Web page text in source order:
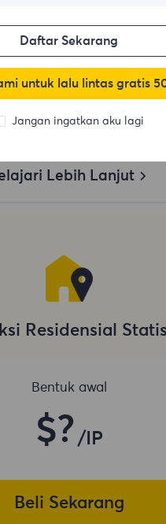
Data Tanpa Batas
IP Tanpa Batas
wilayah di seluruh
Lebih Lanjut
Residensial Statis
Bentuk awal
$? /IP
Beli Sekarang
Daftar Sekarang
untuk lalu lintas gratis
Jangan ingatkan aku lagi